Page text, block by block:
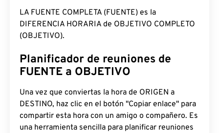
LA FUENTE COMPLETA (FUENTE) es la
DIFERENCIA HORARIA de OBJETIVO COMPLETO
(OBJETIVO).
Planificador de reuniones de
FUENTE a OBJETIVO
Una vez que conviertas la hora de ORIGEN a
DESTINO, haz clic en el botón "Copiar enlace" para
compartir esta hora con un amigo o compañero. Es
una herramienta sencilla para planificar reuniones